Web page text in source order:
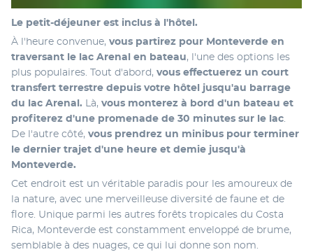
Le petit-déjeuner est inclus à l'hôtel.
À l'heure convenue, vous partirez pour Monteverde en
traversant le lac Arenal en bateau, l'une des options les
plus populaires. Tout d'abord, vous effectuerez un court
transfert terrestre depuis votre hôtel jusqu'au barrage
du lac Arenal. Là, vous monterez à bord d'un bateau et
profiterez d'une promenade de 30 minutes sur le lac.
De l'autre côté, vous prendrez un minibus pour terminer
le dernier trajet d'une heure et demie jusqu'à
Monteverde.
Cet endroit est un véritable paradis pour les amoureux de
la nature, avec une merveilleuse diversité de faune et de
flore. Unique parmi les autres forêts tropicales du Costa
Rica, Monteverde est constamment enveloppé de brume,
semblable à des nuages, ce qui lui donne son nom.